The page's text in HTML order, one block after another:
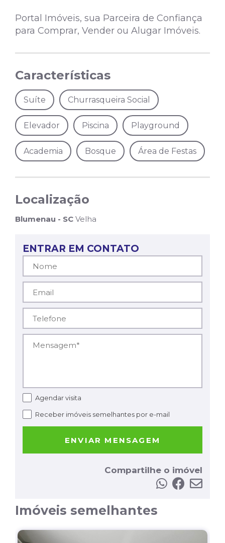
Portal Imóveis, sua Parceira de Confiança
para Comprar, Vender ou Alugar Imóveis.
Características
Suíte Churrasqueira Social
Elevador Piscina Playground
Academia Bosque Área de Festas
Localização
Blumenau - SC Velha
ENTRAR EM CONTATO
Agendar visita
Receber imóveis semelhantes por e-mail
ENVIAR MENSAGEM
Compartilhe o imóvel
Imóveis semelhantes